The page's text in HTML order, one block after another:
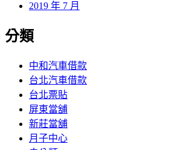
2019 年 7 月
分類
中和汽車借款
台北汽車借款
台北票貼
屏東當舖
新莊當舖
月子中心